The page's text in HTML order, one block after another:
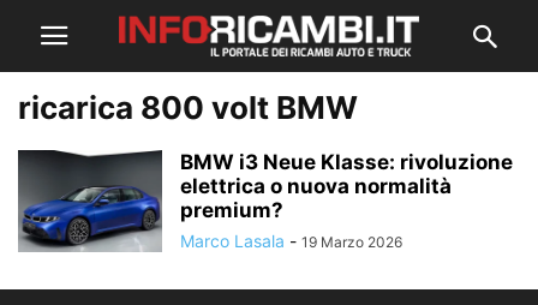
ricarica 800 volt BMW
BMW i3 Neue Klasse: rivoluzione
elettrica o nuova normalità
premium?
Marco Lasala - 19 Marzo 2026